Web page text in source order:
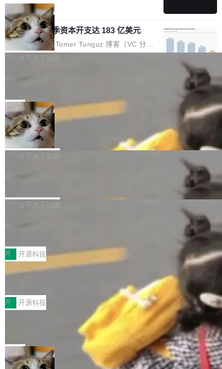
了。 闲置的 cell 会休眠到几乎不占资源。当 cel
l 迁移或唤醒时，新宿主从 S3 恢复 SQLite 数据
库继续执行。存储库是持久化的唯一真相...
例如iQOO Z11i、REDMI Note 17、REDMI No
te 17 Pro、OPPO K15，要么是vivo X300 E这
样的次旗舰。 Galaxy Z Fold8 Ultra / Z Fold8 /
Z Flip8三款折叠屏新机均在7月22日发布，且全
部搭载骁龙8 Elite Gen5 for Galaxy，它们本该
个在 git commit 之间记录每一次编辑操作的版
本控制系统。目前处于 Early Access 阶段。 De
ltaDB 的核心思路直接写在 landing page 最显
眼的位置：「Software is made between com
mits」——软件是在 commit 之间写出来的。git
是把这段空隙补上。 回退到任何一次编辑：Delt
aDB 捕获 commit 之间的每一次操作，...
局
SpaceXAI 单季资本开支达 183 亿美元
根据风险投资人Tomer Tunguz 博客（VC 分
析）披露的最新分析与第二季度业绩报告，Spac
微软同期总资本开支的四成。 与亚马逊、Alpha
bet、微软以及 Meta 等传统科技巨头相比，Spa
ceXAI的资金消耗速度尤为引人瞩目。然而，支
撑庞大支出的资金来源却呈现出截然不同的面
貌。数据显示，微软和 Meta 主要依托充沛的经
白开水不加糖
一个在终端里运行的编程 agent；Muse Spark
1.2，驱动这个 agent 的新模型。一句话概括：
你可以用 curl -fsSL https://dev.meta.ai/install.
sh | bash 安装一个能在大项目里自动规划、写
代码、验证结果的 AI 终端工具。 据介绍，Muse
个主 agent 循环，外加一组后台 agent。这些后
局
美团开源 LoHoSearch，用知识图谱校
准 AI 能力认知
机器出题的前提，是让机器拥有全局视野。整个
构建流程可以分为四个环节：建图 → 控制难度
白开水不加糖
库，并将作为transport接入Mooncake TENT。
MPComm将作为一种传输引擎接入Mooncake T
ENT，实现零拷贝传输性能提升30%、非零拷贝
传输性能最高提升5倍。UCL-MPComm底层基
于自研UCL-Engine通信引擎，后续腾讯网平将
持续开源更多基于UCL-Engine的高性能通信组
件。 腾讯网平团队在UCL-MPComm中实现了一
个独立于业务线程的全局通信引擎（Engine），
白开水不加糖
型案例入选名单》，深信服“面向企业研发场景的
开源 AI 编程平台 CoStrict 应用”凭借卓越的技术
创新与落地成效成功入选。 全链路私有化部署，
助力企业AI研发安全落地 当前，越来越多企业已
经开始引入 AI Coding 工具，通过调用公有云模
型或企业内部部署模型提升研发效率。但随着 AI
Coding 从个人辅助工具逐步走向团队级、组织
级应用，企业在规模化落地过程中，对安全性、
可控性和代码质量提出了更高要求。 首先是数据
安全与合规要求。对于大多数普通研发场景，公
开 开源科技
深信服AI算力网关入选工信部人工智能
前不久，工业和信息化部正式发布《2025年人工
智能应用典型案例名单》，集中展示人工智能在
各领域的应用成果，覆盖技术底座、行业赋能、
产品应用、支撑保障、专题等五大方向。深信服
AI算力网关（AI创新平台）成功入选！ 随着各行
各业的Agent走向规模化建设，算力构成形态逐
渐丰富，用户关注的重点也在发生变化：不只是
开 开源科技
Jeff Dean 离开 Google：一个时代的结
束，一个实验室的开始
Google 员工编号 20。MapReduce 作者之一。
Bigtable 作者之一。TensorFlow 的作者之一。
Gemini 的架构师。Google 首席科学家。 Jeff D
局